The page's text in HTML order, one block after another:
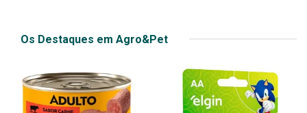
Os Destaques em Agro&Pet